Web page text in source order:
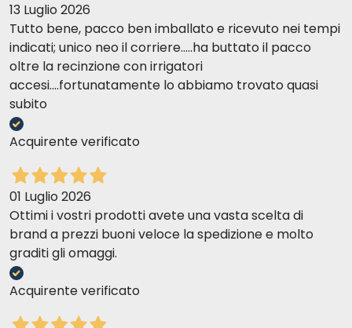
13 Luglio 2026
Tutto bene, pacco ben imballato e ricevuto nei tempi
indicati; unico neo il corriere.....ha buttato il pacco
oltre la recinzione con irrigatori
accesi....fortunatamente lo abbiamo trovato quasi
subito
Acquirente verificato
01 Luglio 2026
Ottimi i vostri prodotti avete una vasta scelta di
brand a prezzi buoni veloce la spedizione e molto
graditi gli omaggi.
Acquirente verificato